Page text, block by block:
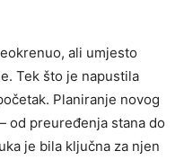
ali umjesto
Tek što je napustila
Planiranje novog
preuređenja stana do
je bila ključna za njen